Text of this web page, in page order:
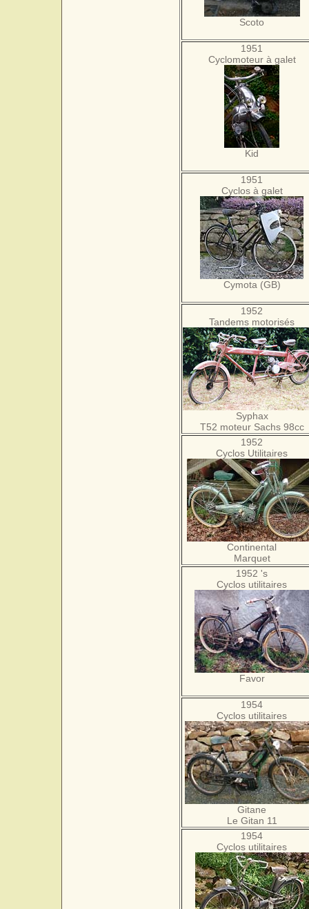
Scoto
1951
Cyclomoteur à galet
Kid
1951
Cyclos à galet
Cymota (GB)
1952
Tandems motorisés
Syphax
T52 moteur Sachs 98cc
1952
Cyclos Utilitaires
Continental
Marquet
1952 's
Cyclos utilitaires
Favor
1954
Cyclos utilitaires
Gitane
Le Gitan 11
1954
Cyclos utilitaires